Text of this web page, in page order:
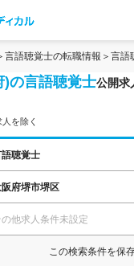
言語聴覚士の転職情報 言語
)の言語聴覚士公開求
を除く
語聴覚士
阪府堺市堺区
の他求人条件未設定
この検索条件を保